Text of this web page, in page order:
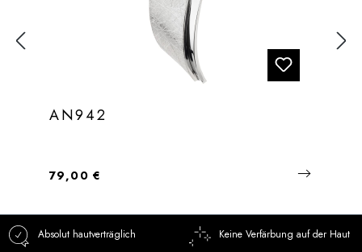
AN942
Regulärer Preis:
79,00 €
Absolut hautverträglich Keine Verfärbung auf der Haut